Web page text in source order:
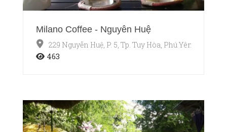
Milano Coffee - Nguyễn Huệ
229 Nguyễn Huệ, P. 5, Tp. Tuy Hòa, Phú Yên
463